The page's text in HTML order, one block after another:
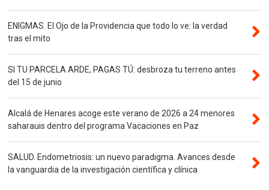
ENIGMAS. El Ojo de la Providencia que todo lo ve: la verdad
tras el mito
SI TU PARCELA ARDE, PAGAS TÚ: desbroza tu terreno antes
del 15 de junio
Alcalá de Henares acoge este verano de 2026 a 24 menores
saharauis dentro del programa Vacaciones en Paz
SALUD. Endometriosis: un nuevo paradigma. Avances desde
la vanguardia de la investigación científica y clínica